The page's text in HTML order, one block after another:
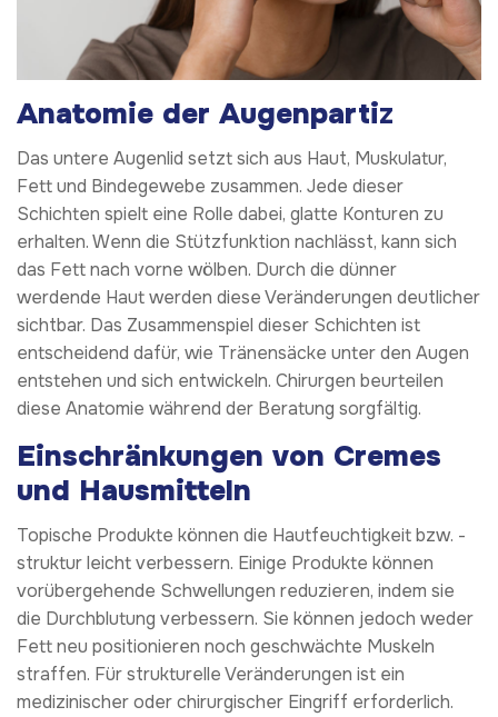
Anatomie der Augenpartiz
Das untere Augenlid setzt sich aus Haut, Muskulatur,
Fett und Bindegewebe zusammen. Jede dieser
Schichten spielt eine Rolle dabei, glatte Konturen zu
erhalten. Wenn die Stützfunktion nachlässt, kann sich
das Fett nach vorne wölben. Durch die dünner
werdende Haut werden diese Veränderungen deutlicher
sichtbar. Das Zusammenspiel dieser Schichten ist
entscheidend dafür, wie Tränensäcke unter den Augen
entstehen und sich entwickeln. Chirurgen beurteilen
diese Anatomie während der Beratung sorgfältig.
Einschränkungen von Cremes
und Hausmitteln
Topische Produkte können die Hautfeuchtigkeit bzw. -
struktur leicht verbessern. Einige Produkte können
vorübergehende Schwellungen reduzieren, indem sie
die Durchblutung verbessern. Sie können jedoch weder
Fett neu positionieren noch geschwächte Muskeln
straffen. Für strukturelle Veränderungen ist ein
medizinischer oder chirurgischer Eingriff erforderlich.